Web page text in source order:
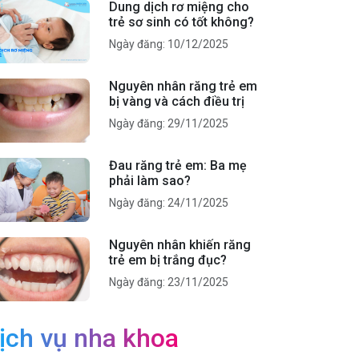
Dung dịch rơ miệng cho
trẻ sơ sinh có tốt không?
Ngày đăng: 10/12/2025
Nguyên nhân răng trẻ em
bị vàng và cách điều trị
Ngày đăng: 29/11/2025
Đau răng trẻ em: Ba mẹ
phải làm sao?
Ngày đăng: 24/11/2025
Nguyên nhân khiến răng
trẻ em bị trắng đục?
Ngày đăng: 23/11/2025
vụ nha khoa